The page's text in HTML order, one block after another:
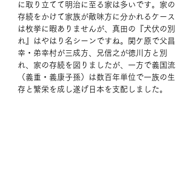
に取り立てて明治に至る家は多いです。家の
存続をかけて家族が敵味方に分かれるケース
は枚挙に暇ありませんが、真田の『犬伏の別
れ』はやはり名シーンですね。関ケ原で父昌
幸・弟幸村が三成方、兄信之が徳川方と別
れ、家の存続を図りましたが、一方で義国流
（義重・義康子孫）は数百年単位で一族の生
存と繁栄を成し遂げ日本を支配しました。